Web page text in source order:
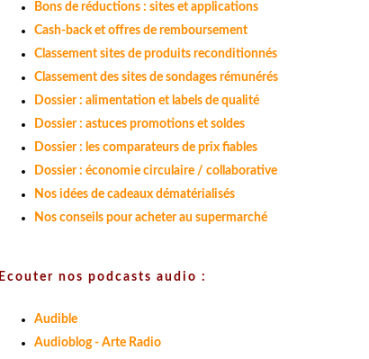
Bons de réductions : sites et applications
Cash-back et offres de remboursement
Classement sites de produits reconditionnés
Classement des sites de sondages rémunérés
Dossier : alimentation et labels de qualité
Dossier : astuces promotions et soldes
Dossier : les comparateurs de prix fiables
Dossier : économie circulaire / collaborative
Nos idées de cadeaux dématérialisés
Nos conseils pour acheter au supermarché
Ecouter nos podcasts audio :
Audible
Audioblog - Arte Radio